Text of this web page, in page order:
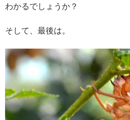
わかるでしょうか？
そして、最後は。